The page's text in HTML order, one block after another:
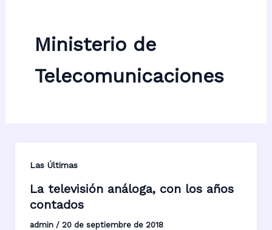
Ministerio de
Telecomunicaciones
Las Últimas
La televisión análoga, con los años
contados
admin / 20 de septiembre de 2018